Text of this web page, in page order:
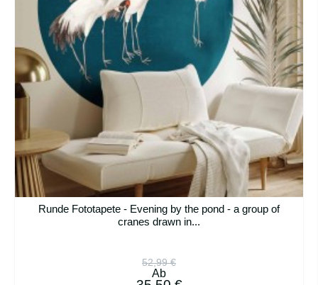
Runde Fototapete - Evening by the pond - a group of
cranes drawn in...
52,99 €
Ab